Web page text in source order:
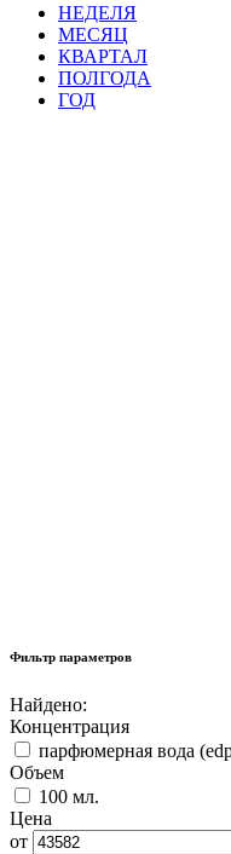
НЕДЕЛЯ
МЕСЯЦ
КВАРТАЛ
ПОЛГОДА
ГОД
Фильтр параметров
Найдено:
Концентрация
парфюмерная вода
Объем
100 мл.
Цена
от